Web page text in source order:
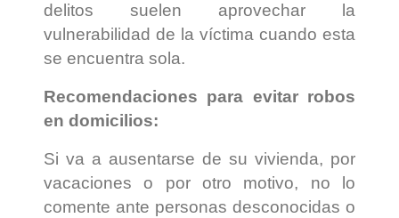
delitos suelen aprovechar la
vulnerabilidad de la víctima cuando esta
se encuentra sola.
Recomendaciones para evitar robos
en domicilios:
Si va a ausentarse de su vivienda, por
vacaciones o por otro motivo, no lo
comente ante personas desconocidas o